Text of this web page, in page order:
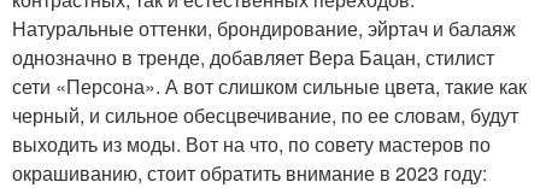
Натуральные оттенки, брондирование, эйртач и балаяж
однозначно в тренде, добавляет Вера Бацан, стилист
сети «Персона». А вот слишком сильные цвета, такие как
черный, и сильное обесцвечивание, по ее словам, будут
выходить из моды. Вот на что, по совету мастеров по
окрашиванию, стоит обратить внимание в 2023 году: